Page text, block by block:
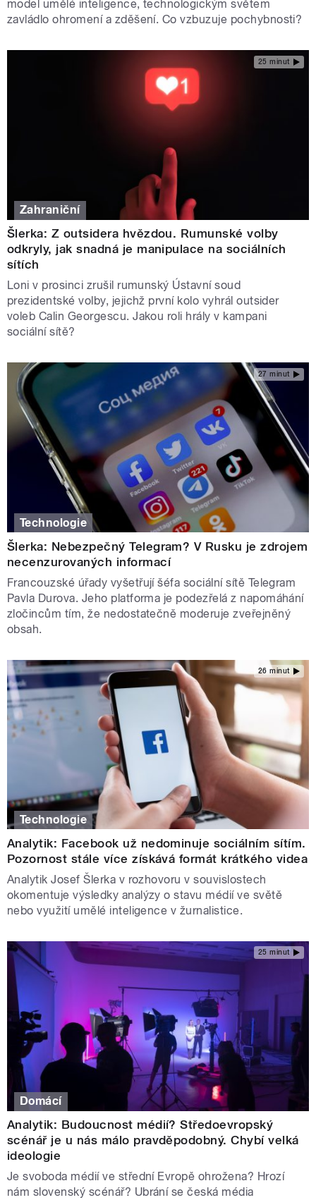
model umělé inteligence, technologickým světem
zavládlo ohromení a zděšení. Co vzbuzuje pochybnosti?
25 minut
Zahraniční
Šlerka: Z outsidera hvězdou. Rumunské volby
odkryly, jak snadná je manipulace na sociálních
sítích
Loni v prosinci zrušil rumunský Ústavní soud
prezidentské volby, jejichž první kolo vyhrál outsider
voleb Calin Georgescu. Jakou roli hrály v kampani
sociální sítě?
27 minut
Technologie
Šlerka: Nebezpečný Telegram? V Rusku je zdrojem
necenzurovaných informací
Francouzské úřady vyšetřují šéfa sociální sítě Telegram
Pavla Durova. Jeho platforma je podezřelá z napomáhání
zločincům tím, že nedostatečně moderuje zveřejněný
obsah.
26 minut
Technologie
Analytik: Facebook už nedominuje sociálním sítím.
Pozornost stále více získává formát krátkého videa
Analytik Josef Šlerka v rozhovoru v souvislostech
okomentuje výsledky analýzy o stavu médií ve světě
nebo využití umělé inteligence v žurnalistice.
25 minut
Domácí
Analytik: Budoucnost médií? Středoevropský
scénář je u nás málo pravděpodobný. Chybí velká
ideologie
Je svoboda médií ve střední Evropě ohrožena? Hrozí
nám slovenský scénář? Ubrání se česká média